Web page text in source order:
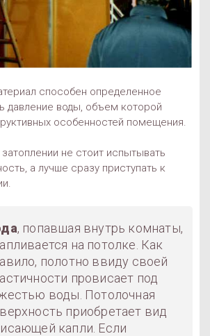
способен определенное
давление воды, объем которой
особенностей помещения.
не стоит испытывать
а лучше сразу приступать к
, попавшая внутрь комнаты,
на потолке. Как
полотно ввиду своей
провисает под
воды. Потолочная
приобретает вид
капли. Если